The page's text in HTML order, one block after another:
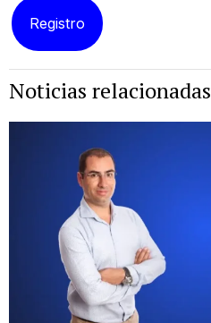
Noticias relacionadas